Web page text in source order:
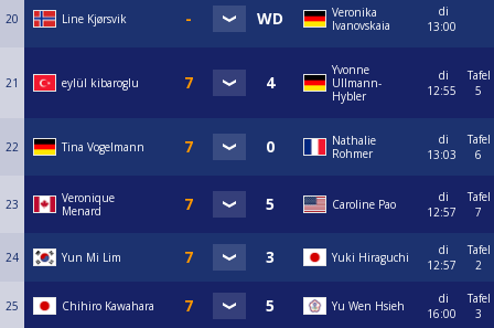
20 Line Kjørsvik
Veronika
Ivanovskaia
di
13:00
21 eylül kibaroglu
Yvonne
Ullmann-
Hybler
di
12:55
Tafel
5
22 Tina Vogelmann
Nathalie
Rohmer
di
13:03
Tafel
6
23
Veronique
Menard
Caroline Pao
di
12:57
Tafel
7
24 Yun Mi Lim Yuki Hiraguchi
di
12:57
Tafel
2
25 Chihiro Kawahara Yu Wen Hsieh
di
16:00
Tafel
3